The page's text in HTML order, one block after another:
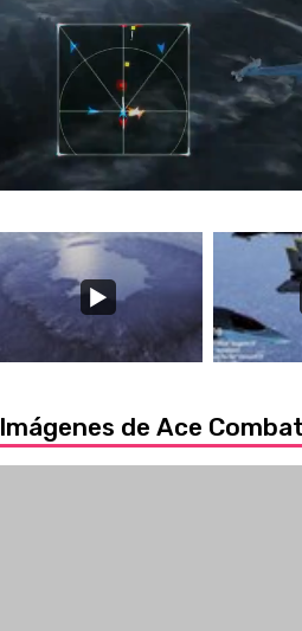
Unmute
Loaded
:
17.67%
Imágenes de Ace